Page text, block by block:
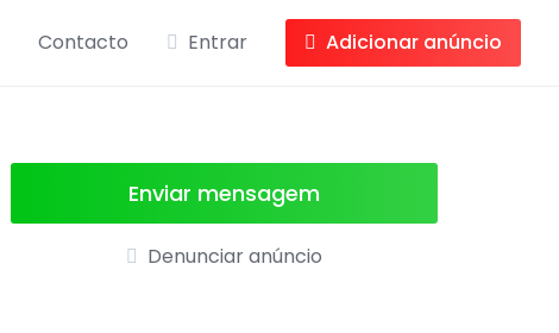
Contacto Entrar Adicionar anúncio
Enviar mensagem
Denunciar anúncio